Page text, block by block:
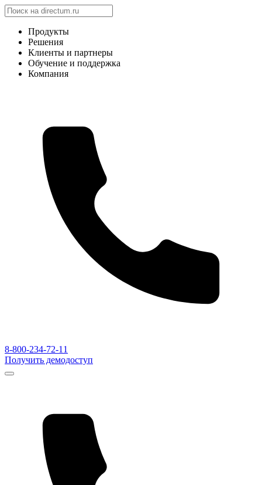
Продукты
Решения
Клиенты и партнеры
Обучение и поддержка
Компания
8-800-234-72-11
Получить демодоступ